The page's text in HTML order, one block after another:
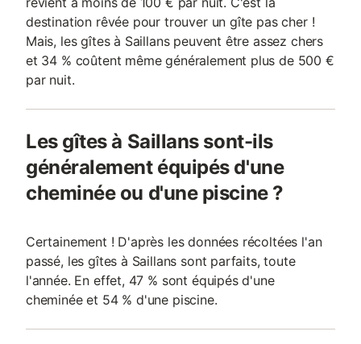
destination rêvée pour trouver un gîte pas cher !
Mais, les gîtes à Saillans peuvent être assez chers
et 34 % coûtent même généralement plus de 500 €
par nuit.
Les gîtes à Saillans sont-ils
généralement équipés d'une
cheminée ou d'une piscine ?
Certainement ! D'après les données récoltées l'an
passé, les gîtes à Saillans sont parfaits, toute
l'année. En effet, 47 % sont équipés d'une
cheminée et 54 % d'une piscine.